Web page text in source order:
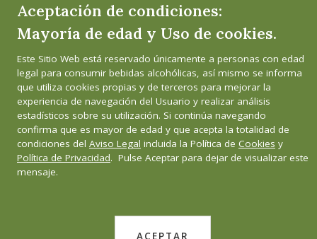
Aceptación de condiciones:
Mayoría de edad y Uso de cookies.
Este Sitio Web está reservado únicamente a personas con edad
legal para consumir bebidas alcohólicas, así mismo se informa
que utiliza cookies propias y de terceros para mejorar la
experiencia de navegación del Usuario y realizar análisis
estadísticos sobre su utilización. Si continúa navegando
confirma que es mayor de edad y que acepta la totalidad de
condiciones del Aviso Legal incluida la Política de Cookies y
Política de Privacidad. Pulse Aceptar para dejar de visualizar este
mensaje.
ACEPTAR